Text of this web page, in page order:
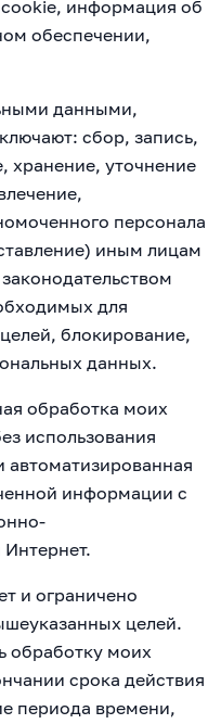
информация об
обеспечении,
данными,
сбор, запись,
хранение, уточнение
персонала
иным лицам
для
блокирование,
данных.
обработка моих
использования
автоматизированная
информации с
и ограничено
целей.
обработку моих
срока действия
периода времени,